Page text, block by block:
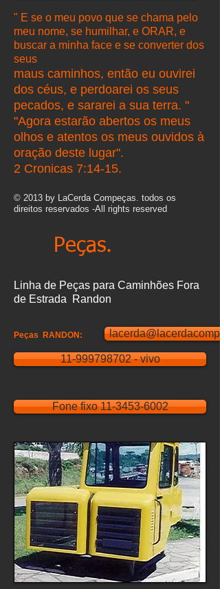
" E se o meu povo que se chama pelo
meu nome, se humilhar, e ORAR, e
buscar a minha face e se converter dos
seus
maus caminhos, então eu ouvirei
dos céus, e perdoarei os seus
pecados, e sararei a sua terra. "
"Agora estarão abertos os meus
olhos e atentos os meus ouvidos à
oração deste lugar".
2 Cronicas 7:14-15.
© 2013 by LaCerda Compeças. todos os
direitos reservados -All rights reserved
Peças.
Linha de Peças para Caminhões Fora
de Estrada Randon
Peças RANDON:
11-999798702 - vivo
Fone fixo 11-3453-6002